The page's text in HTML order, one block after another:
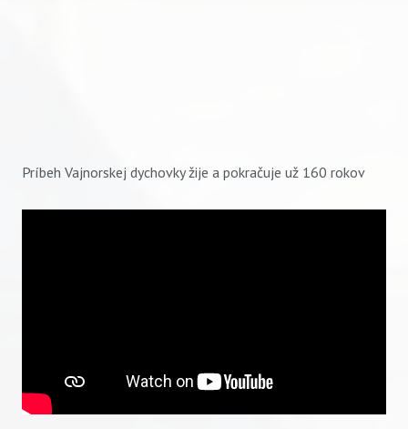
Príbeh Vajnorskej dychovky žije a pokračuje už 160 rokov